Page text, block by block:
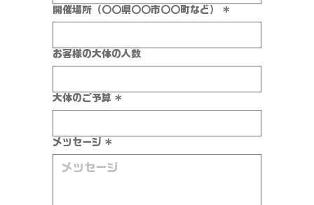
開催場所（〇〇県〇〇市〇〇町など） *
お客様の大体の人数
大体のご予算 *
メッセージ *